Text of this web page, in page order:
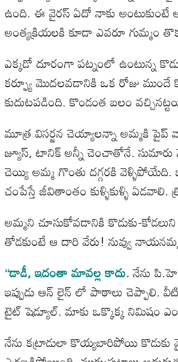
ఉంది. ఈ వైరస్ ఏదో నాకు అంటుకుంటే
అంత్యక్రియలకి కూడా ఎవరూ గుమ్మం
ఎక్కడో దూరంగా పట్నంలో ఉంటున్న
కర్ఫ్యూ మొదలవడానికి ఒక రోజు ముందే
కుదుటపడింది. కొండంత బలం
మూత్ర విసర్జన చెయ్యాలన్నా అమ్మకి పైప్
జ్యూస్, టానిక్ అన్నీ చెంచాతోనే. సుమారు
చెయ్యి అమ్మ గొంతు దగ్గరకి
చంపేస్తే జీవితాంతం కుళ్ళికుళ్ళి
అమ్మని చూసుకోవడానికి కొడుకు-
తోడకుంటే ఆ దారి వేరు! నువ్వు
“డాడీ, ఇదంతా మావల్ల కాదు.నేను
ఇప్పుడు ఆన్ లైన్ లో పాఠాలు చెప్పాలి.
టైట్ షెడ్యూల్. మాకు ఒక్కొక్క నిమిషం
నేను కట్రాడులా కొయ్యబారిపోయి